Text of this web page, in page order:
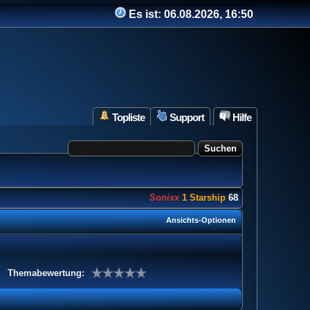
Es ist:06.08.2026, 16:50
Hilfe
Support
Topliste
Sonixx 1 Starship 682 Punkte
Ansichts-Optionen
Themabewertung: